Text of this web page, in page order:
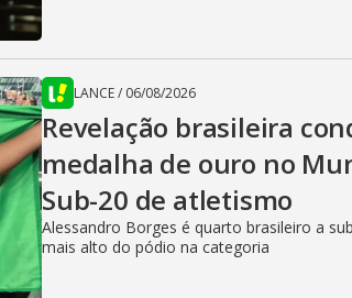
LANCE/ 06/08/2026
Revelação brasileira
medalha de ouro no
Sub-20 de atletismo
Alessandro Borges é quarto brasileiro a
mais alto do pódio na categoria